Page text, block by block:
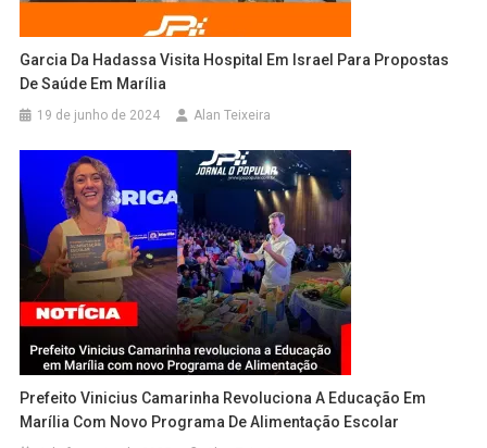
Garcia Da Hadassa Visita Hospital Em Israel Para Propostas
De Saúde Em Marília
19 de junho de 2024 Alan Teixeira
Prefeito Vinicius Camarinha Revoluciona A Educação Em
Marília Com Novo Programa De Alimentação Escolar